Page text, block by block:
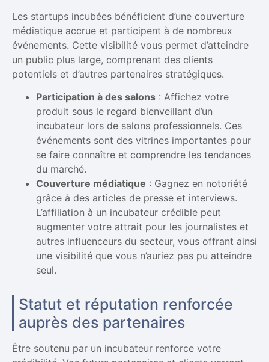
Les startups incubées bénéficient d’une couverture
médiatique accrue et participent à de nombreux
événements. Cette visibilité vous permet d’atteindre
un public plus large, comprenant des clients
potentiels et d’autres partenaires stratégiques.
Participation à des salons : Affichez votre
produit sous le regard bienveillant d’un
incubateur lors de salons professionnels. Ces
événements sont des vitrines importantes pour
se faire connaître et comprendre les tendances
du marché.
Couverture médiatique : Gagnez en notoriété
grâce à des articles de presse et interviews.
L’affiliation à un incubateur crédible peut
augmenter votre attrait pour les journalistes et
autres influenceurs du secteur, vous offrant ainsi
une visibilité que vous n’auriez pas pu atteindre
seul.
Statut et réputation renforcée
auprès des partenaires
Être soutenu par un incubateur renforce votre